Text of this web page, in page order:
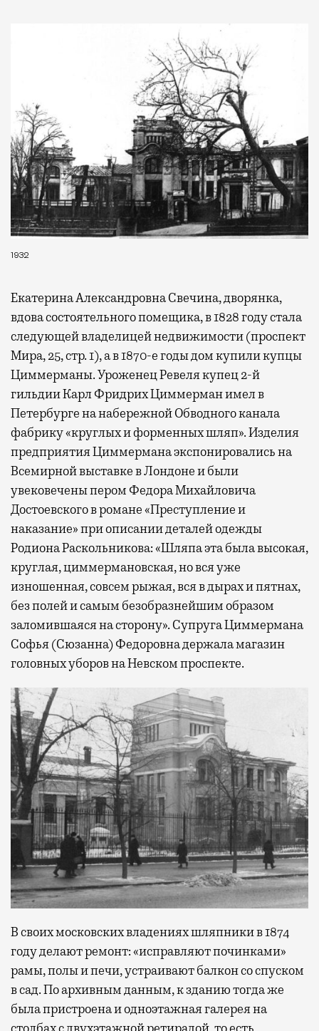
1932
Екатерина Александровна Свечина, дворянка,
вдова состоятельного помещика, в 1828 году стала
следующей владелицей недвижимости (проспект
Мира, 25, стр. 1), а в 1870-е годы дом купили купцы
Циммерманы. Уроженец Ревеля купец 2-й
гильдии Карл Фридрих Циммерман имел в
Петербурге на набережной Обводного канала
фабрику «круглых и форменных шляп». Изделия
предприятия Циммермана экспонировались на
Всемирной выставке в Лондоне и были
увековечены пером Федора Михайловича
Достоевского в романе «Преступление и
наказание» при описании деталей одежды
Родиона Раскольникова: «Шляпа эта была высокая,
круглая, циммермановская, но вся уже
изношенная, совсем рыжая, вся в дырах и пятнах,
без полей и самым безобразнейшим образом
заломившаяся на сторону». Супруга Циммермана
Софья (Сюзанна) Федоровна держала магазин
головных уборов на Невском проспекте.
В своих московских владениях шляпники в 1874
году делают ремонт: «исправляют починками»
рамы, полы и печи, устраивают балкон со спуском
в сад. По архивным данным, к зданию тогда же
была пристроена и одноэтажная галерея на
столбах с двухэтажной ретирадой, то есть